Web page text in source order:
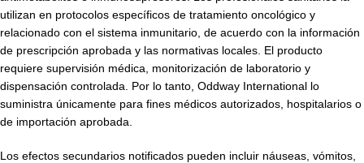
utilizan en protocolos específicos de tratamiento oncológico y
relacionado con el sistema inmunitario, de acuerdo con la información
de prescripción aprobada y las normativas locales. El producto
requiere supervisión médica, monitorización de laboratorio y
dispensación controlada. Por lo tanto, Oddway International lo
suministra únicamente para fines médicos autorizados, hospitalarios o
de importación aprobada.
Los efectos secundarios notificados pueden incluir náuseas, vómitos,